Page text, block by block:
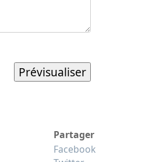
Partager
Facebook